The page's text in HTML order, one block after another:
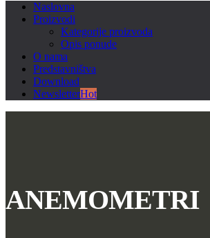
Naslovna
Proizvodi
Kategorije proizvoda
Opis ponude
O nama
Predstavništva
Download
NewsletterHot
ANEMOMETRI